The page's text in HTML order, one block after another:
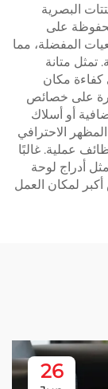
البصرية
على
المفضلة، مما
تمثل متانة
كفاءة مكان
على خصائص
أو أسلاك
الاحترافي
عملية. غالبًا
أدراج لوحة
لمكان العمل
26